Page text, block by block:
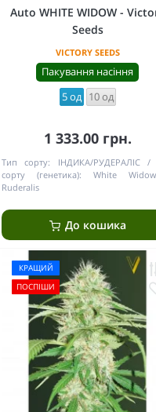
Auto WHITE WIDOW -
Seeds
VICTORY SEEDS
Пакування насіння
5 од 10 од
1 333.00 грн.
Тип сорту: ІНДИКА/РУДЕРАЛІС
сорту (генетика):
White
Ruderalis
До кошика
КРАЩИЙ
ПОСПІШИ